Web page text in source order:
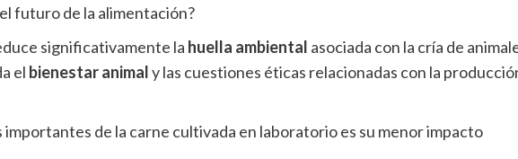
futuro de la alimentación?
significativamente la huella ambiental asociada con la cría de
el bienestar animaly las cuestiones éticas relacionadas con la
importantes de la carne cultivada en laboratorio es su menor impacto